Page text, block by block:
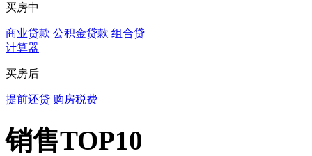
买房中
商业贷款 公积金贷款 组合贷
计算器
买房后
提前还贷 购房税费
销售TOP10